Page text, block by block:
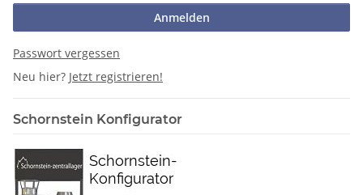
Anmelden
Passwort vergessen
Neu hier? Jetzt registrieren!
Schornstein Konfigurator